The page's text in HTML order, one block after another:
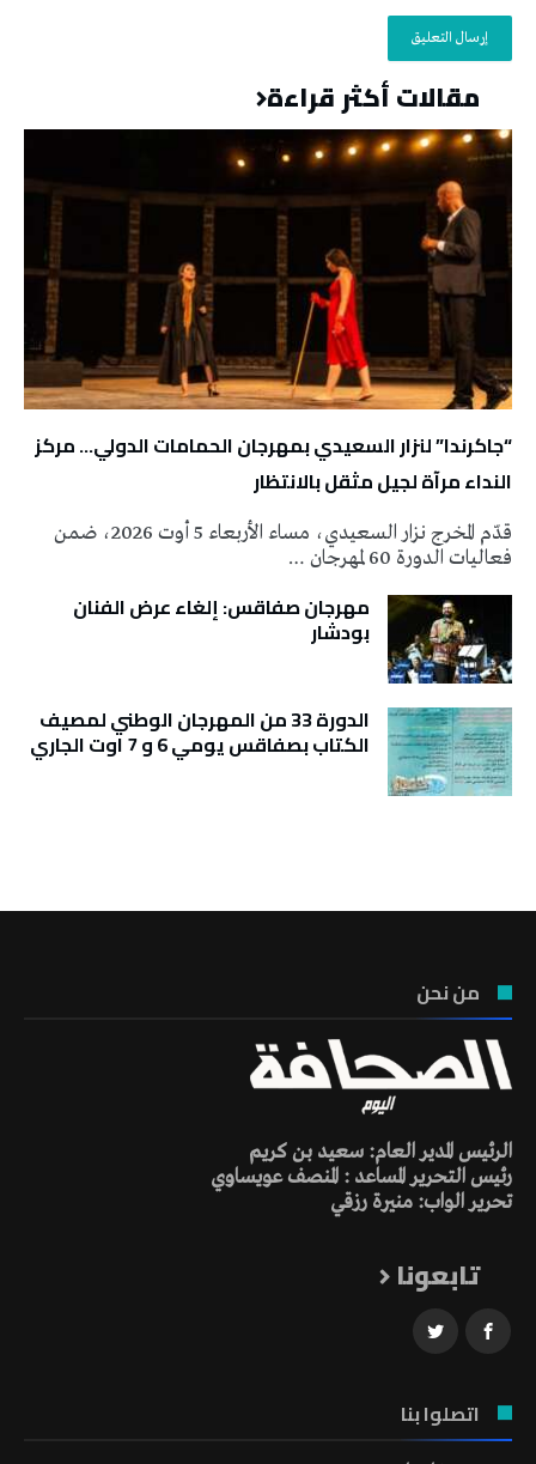
مقالات أكثر قراءة
“جاكرندا” لنزار السعيدي بمهرجان الحمامات الدولي… مركز
النداء مرآة لجيل مثقل بالانتظار
قدّم المخرج نزار السعيدي، مساء الأربعاء 5 أوت 2026، ضمن
فعاليات الدورة 60 لمهرجان …
مهرجان صفاقس: إلغاء عرض الفنان
بودشار
الدورة 33 من المهرجان الوطني لمصيف
الكتاب بصفاقس يومي 6 و 7 اوت الجاري
من نحن
الرئيس المدير العام: سعيد بن كريم
رئيس التحرير المساعد : المنصف عويساوي
تحرير الواب: منيرة رزقي
تابعونا
اتصلوا بنا